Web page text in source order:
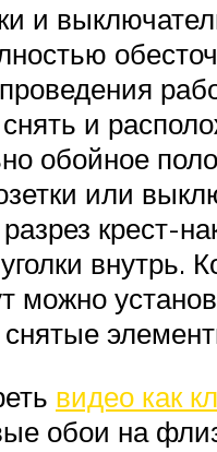
и
и
обойное
или
крест-
внутрь.
можно
снятые
видео как
обои на